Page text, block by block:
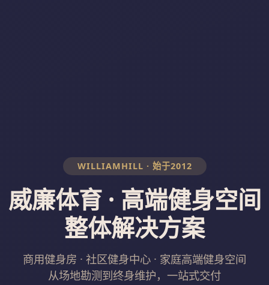
WILLIAMHILL · 始于2012
威廉体育 · 高端健身空间
整体解决方案
商用健身房 · 社区健身中心 · 家庭高端健身空间
从场地勘测到终身维护，一站式交付